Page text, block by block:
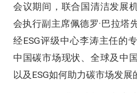
会议期间，联合国清洁发展
会执行副主席佩德罗·巴拉塔
经ESG评级中心李涛主任的
中国碳市场现状、全球及中
以及ESG如何助力碳市场发展